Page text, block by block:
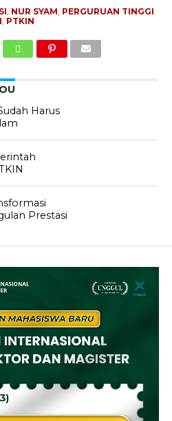
, NUR SYAM, PERGURUAN TINGGI
, PTKIN
Harus
Prestasi